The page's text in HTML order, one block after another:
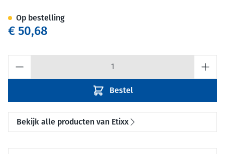
€ 50,68
Bestel
Op bestelling
Bekijk alle producten van Etixx